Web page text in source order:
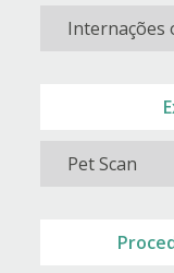
Internações
Pet Scan